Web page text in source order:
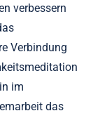
verbessern
Verbindung
im
das